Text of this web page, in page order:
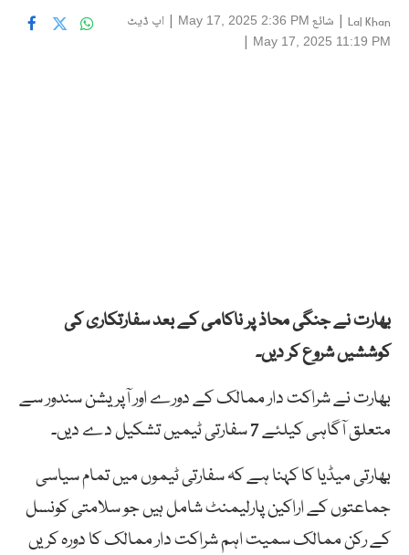
Lal Khan
| شائع May 17, 2025 2:36 PM
| اپ ڈیٹ
May 17, 2025 11:19 PM
|
بھارت نے جنگی محاذ پر ناکامی کے بعد سفارتکاری کی
کوششیں شروع کر دیں۔
بھارت نے شراکت دار ممالک کے دورے اور آپریشن سندور سے
متعلق آگاہی کیلئے 7 سفارتی ٹیمیں تشکیل دے دیں۔
بھارتی میڈیا کا کہنا ہے کہ سفارتی ٹیموں میں تمام سیاسی
جماعتوں کے اراکین پارلیمنٹ شامل ہیں جو سلامتی کونسل
کے رکن ممالک سمیت اہم شراکت دار ممالک کا دورہ کریں